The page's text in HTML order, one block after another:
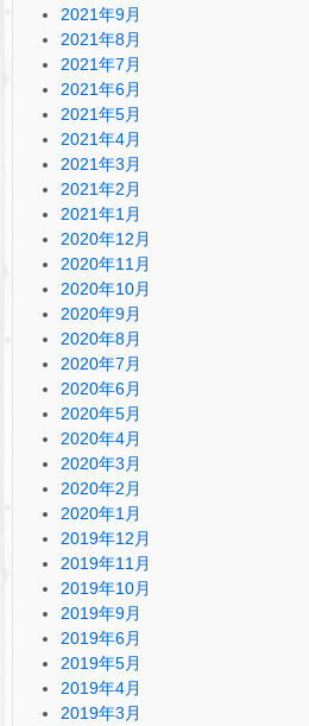
2021年9月
2021年8月
2021年7月
2021年6月
2021年5月
2021年4月
2021年3月
2021年2月
2021年1月
2020年12月
2020年11月
2020年10月
2020年9月
2020年8月
2020年7月
2020年6月
2020年5月
2020年4月
2020年3月
2020年2月
2020年1月
2019年12月
2019年11月
2019年10月
2019年9月
2019年6月
2019年5月
2019年4月
2019年3月